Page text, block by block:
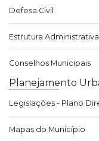
Defesa Civil
Estrutura Administrativa
Conselhos Municipais
Planejamento
Legislações - Plano
Mapas do Município